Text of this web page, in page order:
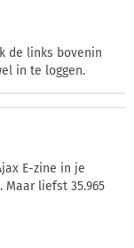
de links bovenin
in te loggen.
E-zine in je
liefst 35.965